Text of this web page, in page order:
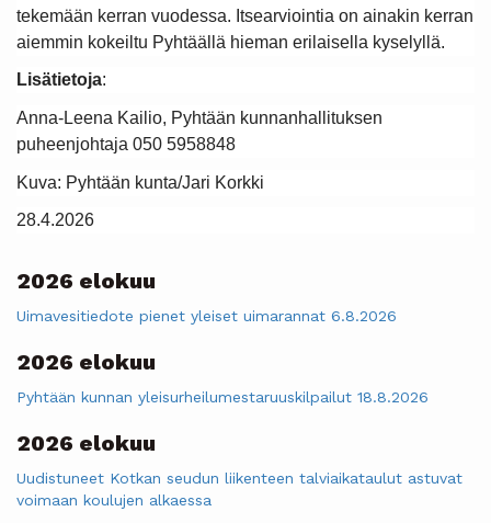
tekemään kerran vuodessa. Itsearviointia on ainakin kerran
aiemmin kokeiltu Pyhtäällä hieman erilaisella kyselyllä.
Lisätietoja:
Anna-Leena Kailio, Pyhtään kunnanhallituksen
puheenjohtaja 050 5958848
Kuva: Pyhtään kunta/Jari Korkki
28.4.2026
2026 elokuu
Uimavesitiedote pienet yleiset uimarannat 6.8.2026
2026 elokuu
Pyhtään kunnan yleisurheilumestaruuskilpailut 18.8.2026
2026 elokuu
Uudistuneet Kotkan seudun liikenteen talviaikataulut astuvat
voimaan koulujen alkaessa